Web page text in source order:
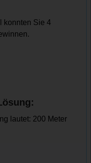
konnten Sie 4
lautet: 200 Meter